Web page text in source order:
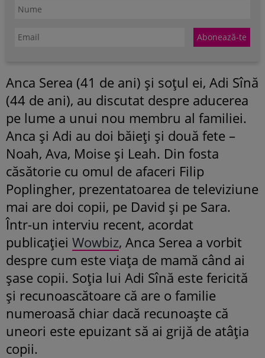
Anca Serea (41 de ani) și soțul ei, Adi Sînă
(44 de ani), au discutat despre aducerea
pe lume a unui nou membru al familiei.
Anca și Adi au doi băieți și două fete –
Noah, Ava, Moise și Leah. Din fosta
căsătorie cu omul de afaceri Filip
Poplingher, prezentatoarea de televiziune
mai are doi copii, pe David și pe Sara.
Într-un interviu recent, acordat
publicației Wowbiz, Anca Serea a vorbit
despre cum este viața de mamă când ai
șase copii. Soția lui Adi Sînă este fericită
și recunoascătoare că are o familie
numeroasă chiar dacă recunoaște că
uneori este epuizant să ai grijă de atâția
copii.